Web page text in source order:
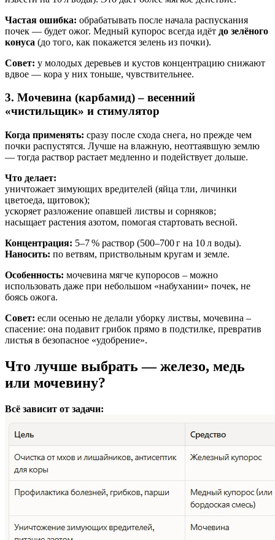
Частая ошибка: обрабатывать после начала распускания
почек — будет ожог. Медный купорос всегда идёт до зелёного
конуса (до того, как покажется зелень из почки).
Совет: у молодых деревьев и кустов концентрацию снижают
вдвое — кора у них тоньше, чувствительнее.
3. Мочевина (карбамид) – весенний
«чистильщик» и стимулятор
Когда применять: сразу после схода снега, но прежде чем
почки распустятся. Лучше на влажную, неоттаявшую землю
— тогда раствор растает медленно и подействует дольше.
Что делает:
уничтожает зимующих вредителей (яйца тли, личинки
цветоеда, щитовок);
ускоряет разложение опавшей листвы и сорняков;
насыщает растения азотом, помогая стартовать весной.
Концентрация: 5–7 % раствор (500–700 г на 10 л воды).
Наносить: по ветвям, приствольным кругам и земле.
Особенность: мочевина мягче купоросов – можно
использовать даже при небольшом «набухании» почек, не
боясь ожога.
Совет: если осенью не делали уборку листвы, мочевина –
спасение: она подавит грибок прямо в подстилке, превратив
листья в безопасное «удобрение».
Что лучше выбрать — железо, медь
или мочевину?
Всё зависит от задачи: